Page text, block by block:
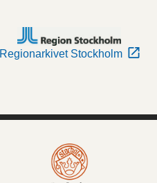
Regionarkivet Stockholm